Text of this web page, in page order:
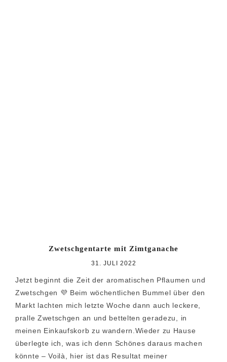
Zwetschgentarte mit Zimtganache
31. JULI 2022
Jetzt beginnt die Zeit der aromatischen Pflaumen und
Zwetschgen 💜 Beim wöchentlichen Bummel über den
Markt lachten mich letzte Woche dann auch leckere,
pralle Zwetschgen an und bettelten geradezu, in
meinen Einkaufskorb zu wandern.Wieder zu Hause
überlegte ich, was ich denn Schönes daraus machen
könnte – Voilà, hier ist das Resultat meiner